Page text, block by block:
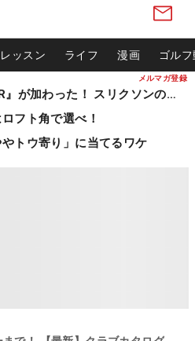
メルマガ登録
レッスン ライフ 漫画 ゴル
『4』が消え『R』が加わった！ スリクソンの新作
フト角で選べ！
トウ寄り」に当てるワケ